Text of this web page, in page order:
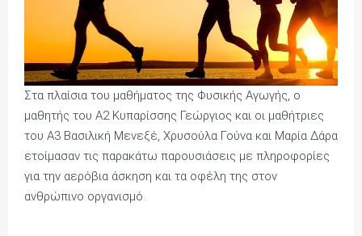
Στα πλαίσια του μαθήματος της Φυσικής Αγωγής, ο
μαθητής του Α2 Κυπαρίσσης Γεώργιος και οι μαθήτριες
του Α3 Βασιλική Μενεξέ, Χρυσούλα Γούνα και Μαρία Δάρα
ετοίμασαν τις παρακάτω παρουσιάσεις με πληροφορίες
για την αερόβια άσκηση και τα οφέλη της στον
ανθρώπινο οργανισμό.